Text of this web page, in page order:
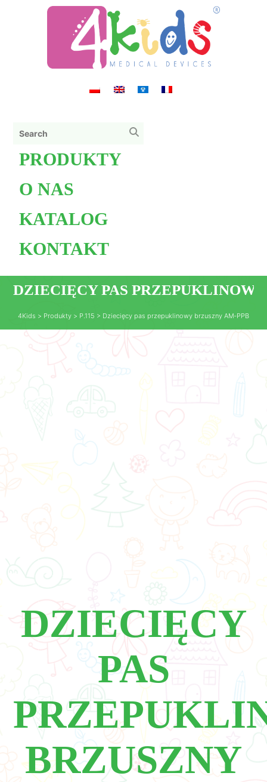
PRODUKTY
O NAS
KATALOG
KONTAKT
DZIECIĘCY PAS
4Kids > Produkty > P.115 > Dziecięcy pas przepuklinowy brzuszny AM‑PPB
DZIECIĘCY
PAS
BRZUSZNY